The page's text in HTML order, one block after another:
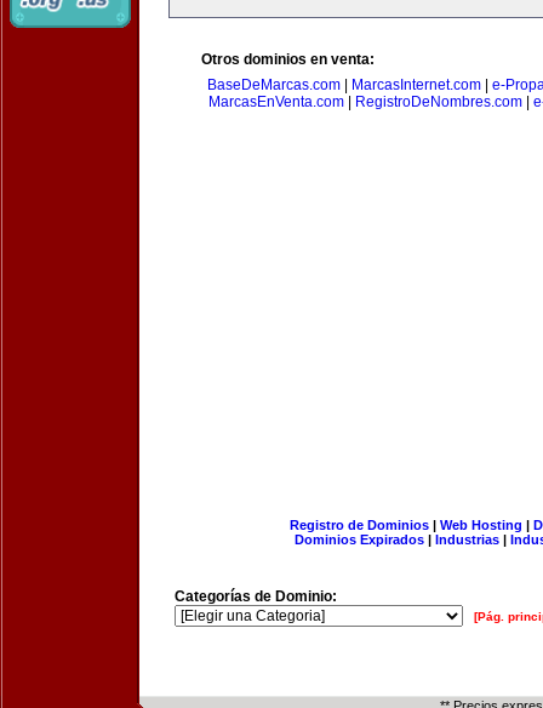
Otros dominios en venta:
BaseDeMarcas.com| MarcasInternet.com| e-
MarcasEnVenta.com
RegistroDeNombres.com
Registro de Dominios| Web Hosting |
Dominios Expirados | Industrias |
Categorías de Dominio:
[Pág.